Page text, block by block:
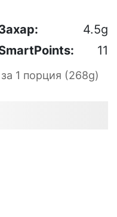
4.5g
11
1 порция (268g)